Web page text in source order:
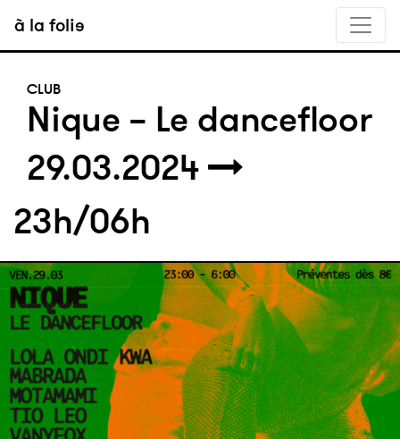
à la folie
Nique - Le dancefloor
CLUB
29.03.2024
23h/06h